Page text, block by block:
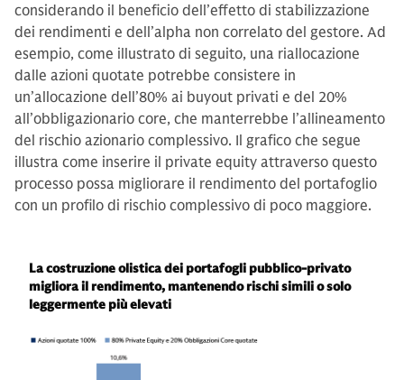
considerando il beneficio dell’effetto di stabilizzazione
dei rendimenti e dell’alpha non correlato del gestore. Ad
esempio, come illustrato di seguito, una riallocazione
dalle azioni quotate potrebbe consistere in
un’allocazione dell’80% ai buyout privati e del 20%
all’obbligazionario core, che manterrebbe l’allineamento
del rischio azionario complessivo. Il grafico che segue
illustra come inserire il private equity attraverso questo
processo possa migliorare il rendimento del portafoglio
con un profilo di rischio complessivo di poco maggiore.
La costruzione olistica dei portafogli pubblico-privato
migliora il rendimento, mantenendo rischi simili o solo
leggermente più elevati